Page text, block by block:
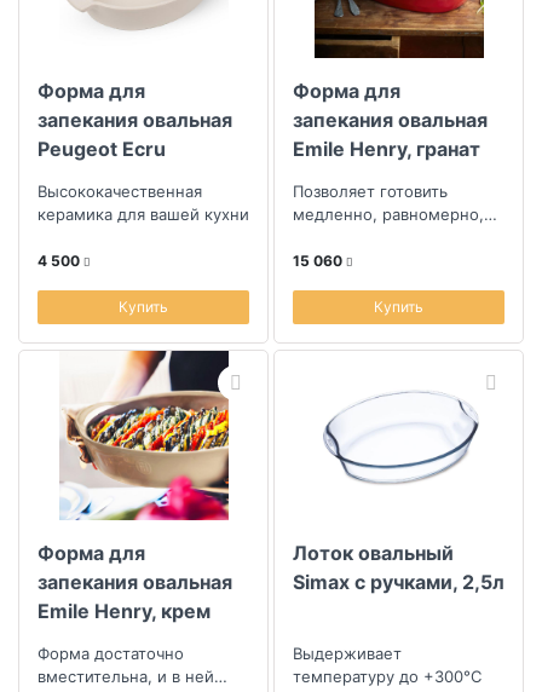
Форма для
запекания овальная
Peugeot Ecru
Высококачественная
керамика для вашей кухни
4 500
Купить
Форма для
запекания овальная
Emile Henry, гранат
Позволяет готовить
медленно, равномерно,
свойства продуктов.
15 060
Купить
Форма для
запекания овальная
Emile Henry, крем
Форма достаточно
вместительна, и в ней
Лоток овальный
Simax с ручками, 2,5л
Выдерживает
температуру до +300°C